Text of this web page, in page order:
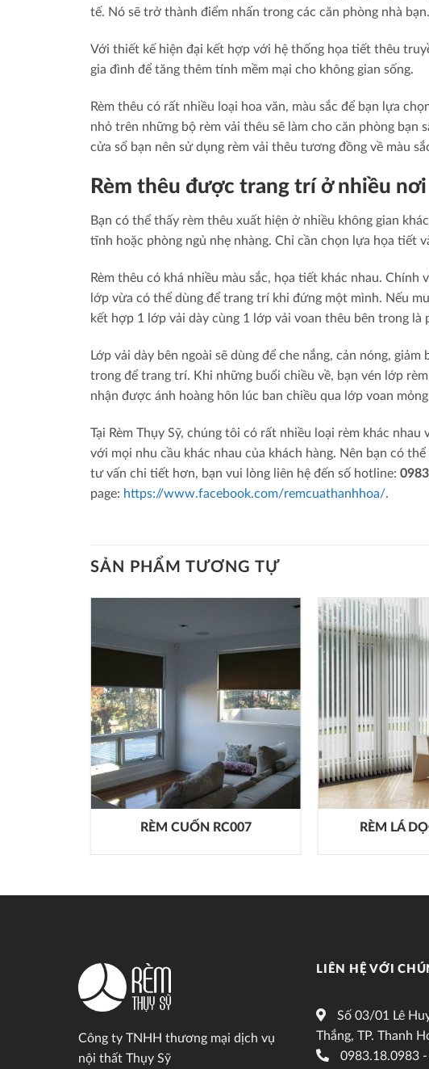
tế. Nó sẽ trở thành điểm nhấn trong các căn phòng nhà bạn.
Với thiết kế hiện đại kết hợp với hệ thống họa tiết thêu
gia đình để tăng thêm tính mềm mại cho không gian sống.
Rèm thêu có rất nhiều loại hoa văn, màu sắc để bạn lựa
nhỏ trên những bộ rèm vải thêu sẽ làm cho căn phòng bạn
cửa sổ bạn nên sử dụng rèm vải thêu tương đồng về màu
Rèm thêu được trang trí ở nhiều nơi
Bạn có thể thấy rèm thêu xuất hiện ở nhiều không gian
tĩnh hoặc phòng ngủ nhẹ nhàng. Chỉ cần chọn lựa họa tiết
Rèm thêu có khá nhiều màu sắc, họa tiết khác nhau.
lớp vừa có thể dùng để trang trí khi đứng một mình. Nếu
kết hợp 1 lớp vải dày cùng 1 lớp vải voan thêu bên trong là
Lớp vải dày bên ngoài sẽ dùng để che nắng, cản nóng,
trong để trang trí. Khi những buổi chiều về, bạn vén lớp
nhận được ánh hoàng hôn lúc ban chiều qua lớp voan
Tại Rèm Thụy Sỹ, chúng tôi có rất nhiều loại rèm khác
với mọi nhu cầu khác nhau của khách hàng. Nên bạn có
tư vấn chi tiết hơn, bạn vui lòng liên hệ đến số hotline:
page: https://www.facebook.com/remcuathanhhoa/.
SẢN PHẨM TƯƠNG TỰ
RÈM CUỐN RC007 RÈM LÁ
Công ty TNHH thương mại dịch vụ
nội thất Thụy Sỹ
LIÊN HỆ VỚI
Số 03/01 Lê
Thắng, TP. Thanh
0983.18.0983